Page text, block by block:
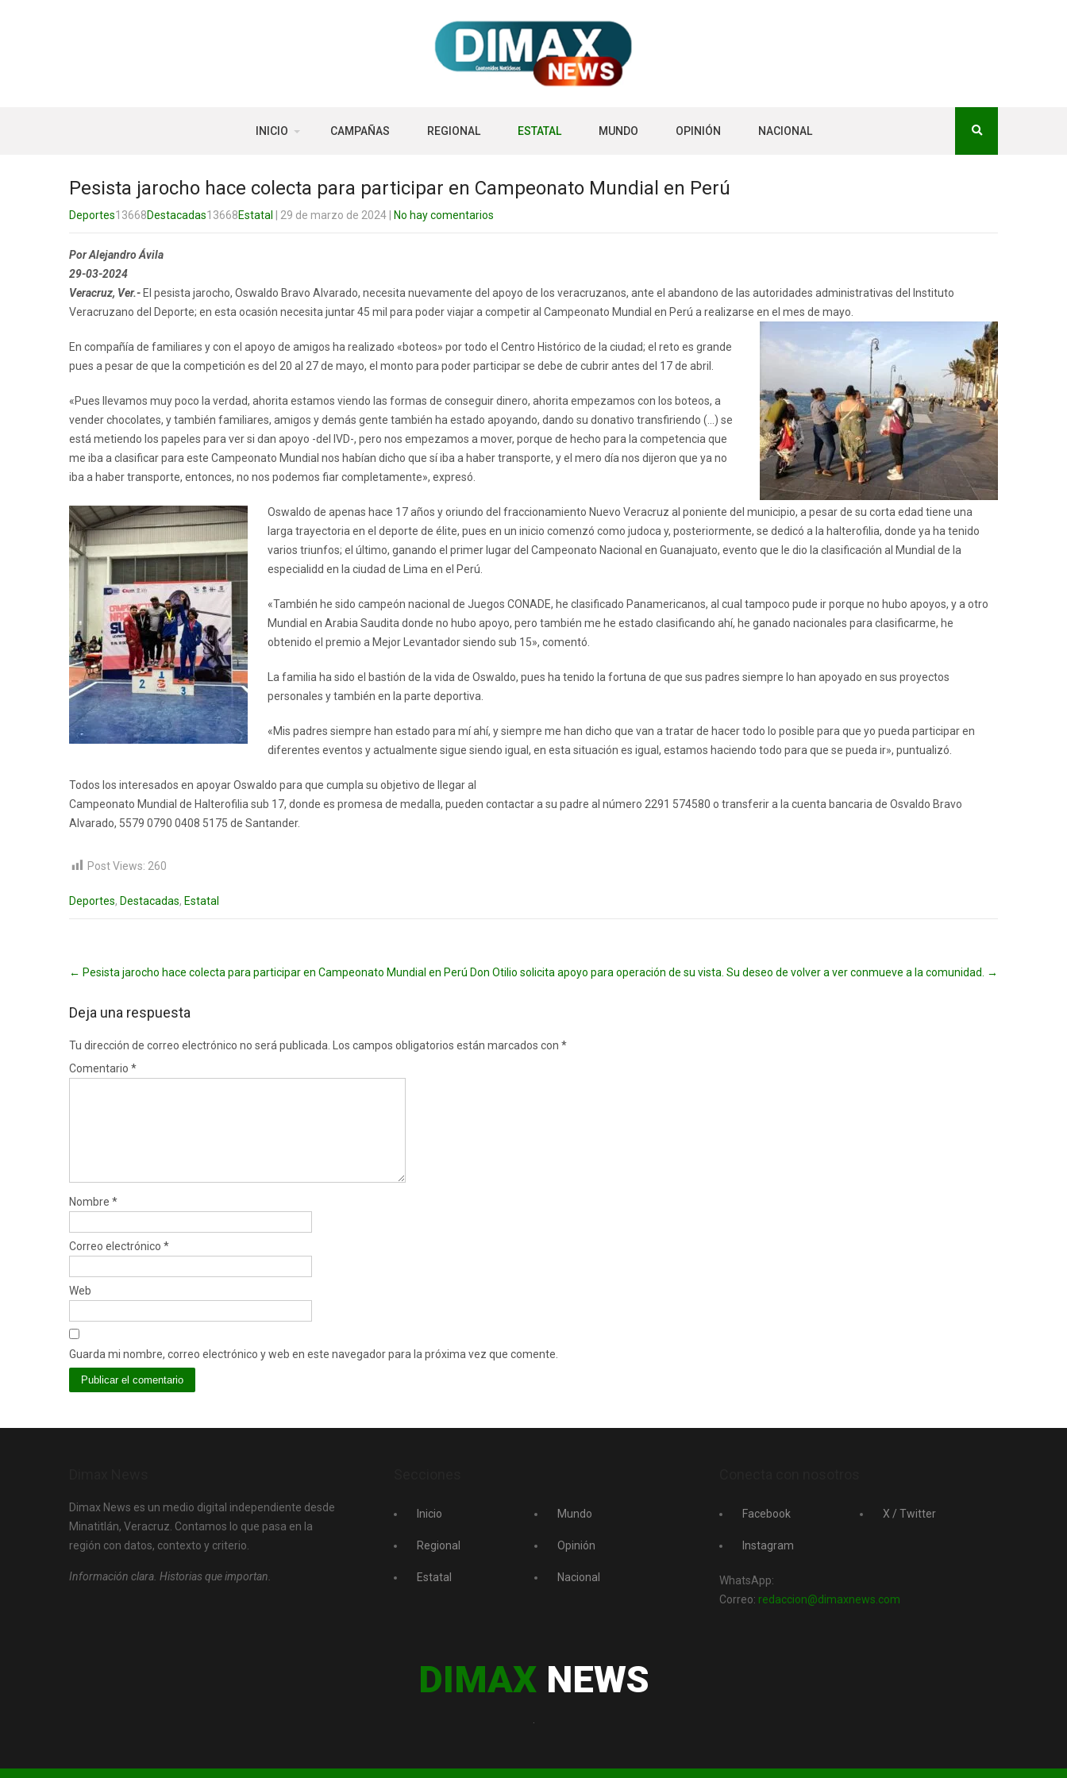
INICIO CAMPAÑAS REGIONAL ESTATAL MUNDO OPINIÓN NACIONAL
Pesista jarocho hace colecta para participar en Campeonato Mundial en Perú
Deportes13668Destacadas13668Estatal | 29 de marzo de 2024 No hay comentarios
Por Alejandro Ávila
29-03-2024
Veracruz, Ver.- El pesista jarocho, Oswaldo Bravo Alvarado, necesita nuevamente del apoyo de los veracruzanos, ante el abandono de las autoridades administrativas del Instituto
Veracruzano del Deporte; en esta ocasión necesita juntar 45 mil para poder viajar a competir al Campeonato Mundial en Perú a realizarse en el mes de mayo.
En compañía de familiares y con el apoyo de amigos ha realizado «boteos» por todo el Centro Histórico de la ciudad; el reto es grande
pues a pesar de que la competición es del 20 al 27 de mayo, el monto para poder participar se debe de cubrir antes del 17 de abril.
«Pues llevamos muy poco la verdad, ahorita estamos viendo las formas de conseguir dinero, ahorita empezamos con los boteos, a
vender chocolates, y también familiares, amigos y demás gente también ha estado apoyando, dando su donativo transfiriendo (…) se
está metiendo los papeles para ver si dan apoyo -del IVD-, pero nos empezamos a mover, porque de hecho para la competencia que
me iba a clasificar para este Campeonato Mundial nos habían dicho que sí iba a haber transporte, y el mero día nos dijeron que ya no
iba a haber transporte, entonces, no nos podemos fiar completamente», expresó.
Oswaldo de apenas hace 17 años y oriundo del fraccionamiento Nuevo Veracruz al poniente del municipio, a pesar de su corta edad tiene una
larga trayectoria en el deporte de élite, pues en un inicio comenzó como judoca y, posteriormente, se dedicó a la halterofilia, donde ya ha tenido
varios triunfos; el último, ganando el primer lugar del Campeonato Nacional en Guanajuato, evento que le dio la clasificación al Mundial de la
especialidd en la ciudad de Lima en el Perú.
«También he sido campeón nacional de Juegos CONADE, he clasificado Panamericanos, al cual tampoco pude ir porque no hubo apoyos, y a otro
Mundial en Arabia Saudita donde no hubo apoyo, pero también me he estado clasificando ahí, he ganado nacionales para clasificarme, he
obtenido el premio a Mejor Levantador siendo sub 15», comentó.
La familia ha sido el bastión de la vida de Oswaldo, pues ha tenido la fortuna de que sus padres siempre lo han apoyado en sus proyectos
personales y también en la parte deportiva.
«Mis padres siempre han estado para mí ahí, y siempre me han dicho que van a tratar de hacer todo lo posible para que yo pueda participar en
diferentes eventos y actualmente sigue siendo igual, en esta situación es igual, estamos haciendo todo para que se pueda ir», puntualizó.
Todos los interesados en apoyar Oswaldo para que cumpla su objetivo de llegar al
Campeonato Mundial de Halterofilia sub 17, donde es promesa de medalla, pueden contactar a su padre al número 2291 574580 o transferir a la cuenta bancaria de Osvaldo Bravo
Alvarado, 5579 0790 0408 5175 de Santander.
Post Views: 260
Deportes, Destacadas, Estatal
navigation
← Pesista jarocho hace colecta para participar en Campeonato Mundial en Perú Don Otilio solicita apoyo para operación de su vista. Su deseo de volver a ver conmueve a la comunidad. →
Deja una respuesta
Tu dirección de correo electrónico no será publicada. Los campos obligatorios están marcados con *
Comentario *
Nombre *
Correo electrónico *
Web
Guarda mi nombre, correo electrónico y web en este navegador para la próxima vez que comente.
Dimax News es un medio digital independiente desde
Minatitlán, Veracruz. Contamos lo que pasa en la
región con datos, contexto y criterio.
Información clara. Historias que importan.
Inicio
Regional
Estatal
Mundo
Opinión
Nacional
Facebook
Instagram
X / Twitter
WhatsApp:
Correo: redaccion@dimaxnews.com
DIMAXNEWS